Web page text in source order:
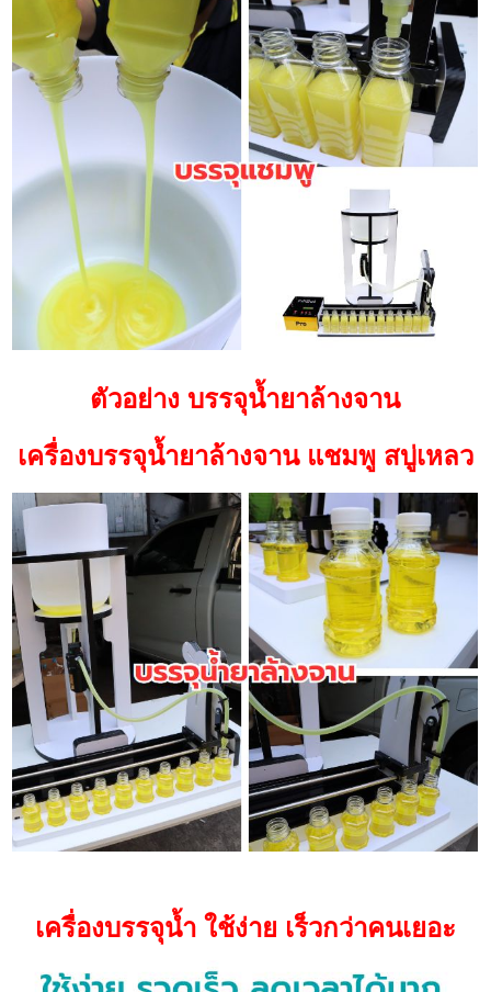
ตัวอย่าง บรรจุน้ำยาล้างจาน
เครื่องบรรจุน้ำยาล้างจาน แชมพู สบู่เหลว
เครื่องบรรจุน้ำ ใช้ง่าย เร็วกว่าคนเยอะ